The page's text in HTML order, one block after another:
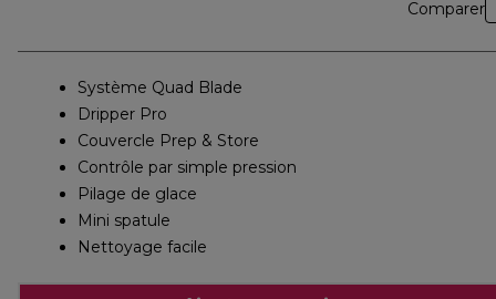
Comparer
Système Quad Blade
Dripper Pro
Couvercle Prep & Store
Contrôle par simple pression
Pilage de glace
Mini spatule
Nettoyage facile